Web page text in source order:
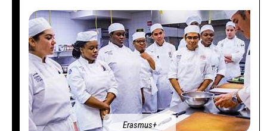
Erasmus+